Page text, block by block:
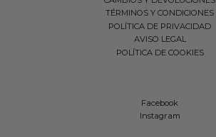
TÉRMINOS Y CONDICIONES
POLÍTICA DE PRIVACIDAD
AVISO LEGAL
POLÍTICA DE COOKIES
Facebook
Instagram